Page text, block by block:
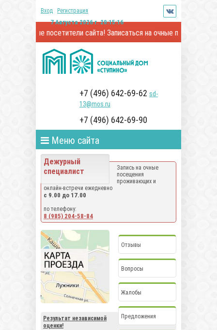
Вход Регистрация
7 Августа 2026 г. 20:15:16
посетители сайта! Записаться на очные посещения и
+7 (496) 642-69-62 sd-
13@mos.ru
+7 (496) 642-69-90
Меню сайта
Дежурный
специалист
Запись на очные
посещения
проживающих и
онлайн-встречи ежедневно
с 9.00 до 17.00
по телефону:
8 (985) 204-58-84
Отзывы
Вопросы
Жалобы
Предложения
Результат независимой
оценки!